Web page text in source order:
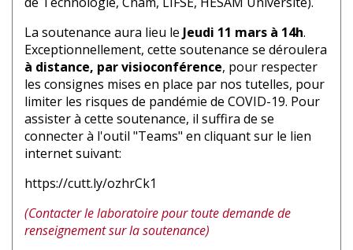
La soutenance aura lieu le Jeudi 11 mars à 14h.
Exceptionnellement, cette soutenance se déroulera
à distance, par visioconférence, pour respecter
les consignes mises en place par nos tutelles, pour
limiter les risques de pandémie de COVID-19. Pour
assister à cette soutenance, il suffira de se
connecter à l'outil "Teams" en cliquant sur le lien
internet suivant:
https://cutt.ly/ozhrCk1
(Contacter le laboratoire pour toute demande de
renseignement sur la soutenance)